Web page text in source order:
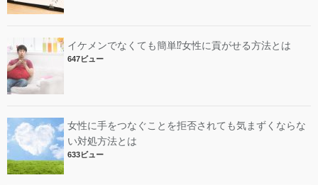
イケメンでなくても簡単⁉︎女性に貢がせる方法とは
647ビュー
女性に手をつなぐことを拒否されても気まずくならな
い対処方法とは
633ビュー